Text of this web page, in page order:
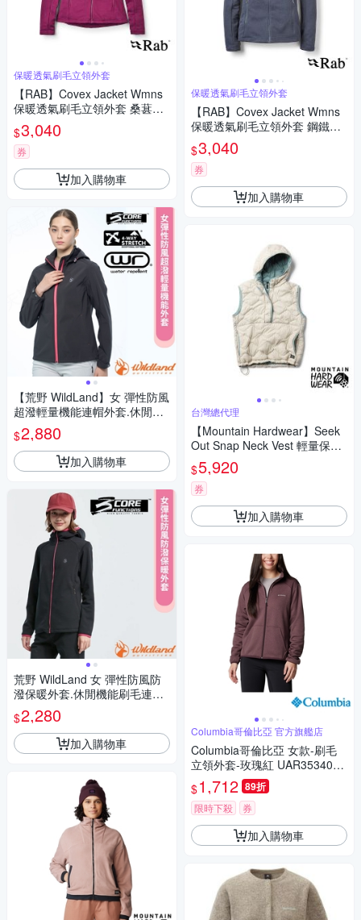
保暖透氣刷毛立領外套
【RAB】Covex Jacket Wmns
保暖透氣刷毛立領外套 桑葚紫
女款 #QFG51
$3,040
券
加入購物車
【荒野 WildLand】女 彈性防風
超潑輕量機能連帽外套.休閒運
動機能夾克_W2901-152 石墨
灰
$2,880
加入購物車
荒野 WildLand 女 彈性防風防
潑保暖外套.休閒機能刷毛連帽
夾克_黑
$2,280
加入購物車
保暖透氣刷毛立領外套
【RAB】Covex Jacket Wmns
保暖透氣刷毛立領外套 鋼鐵藍
女款 #QFG51
$3,040
券
加入購物車
台灣總代理
【Mountain Hardwear】Seek
Out Snap Neck Vest 輕量保暖
防潑水雲朵連帽背心 女款 化石
#2129651
$5,920
券
加入購物車
Columbia哥倫比亞 官方旗艦店
Columbia哥倫比亞 女款-刷毛
立領外套-玫瑰紅 UAR35340R
O/IF
$1,712 89折
限時下殺 券
加入購物車